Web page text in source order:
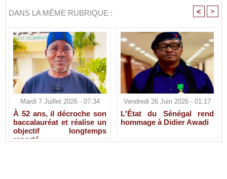
DANS LA MÊME RUBRIQUE : < >
Mardi 7 Juillet 2026 - 07:34
À 52 ans, il décroche son
baccalauréat et réalise un
objectif longtemps
reporté
Vendredi 26 Juin 2026 - 01:17
L'État du Sénégal rend
hommage à Didier Awadi